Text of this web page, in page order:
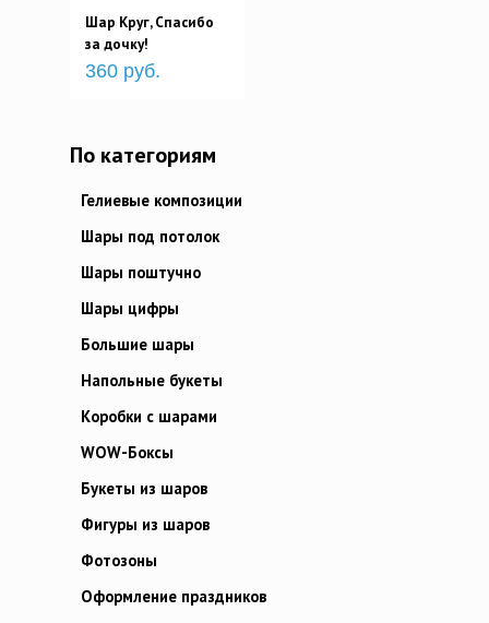
Шар Круг, Спасибо
за дочку!
360 руб.
По категориям
Гелиевые композиции
Шары под потолок
Шары поштучно
Шары цифры
Большие шары
Напольные букеты
Коробки с шарами
WOW-Боксы
Букеты из шаров
Фигуры из шаров
Фотозоны
Оформление праздников